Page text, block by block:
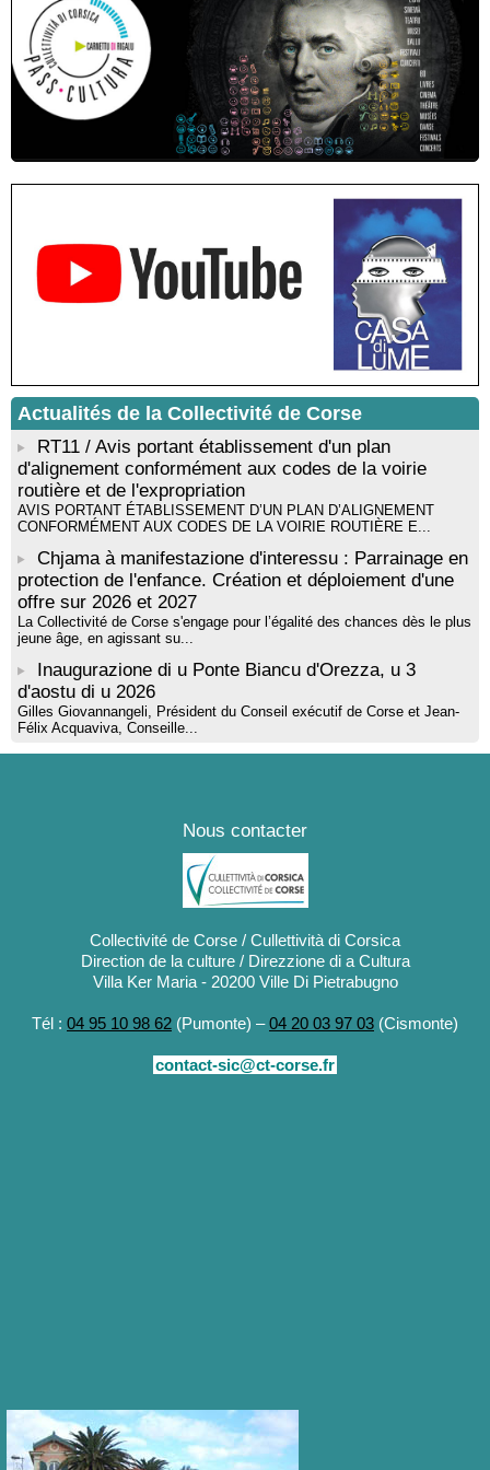
municipal - Zonza
Conférence : "Pratiques magico-religieuses et rituels de
protection de la Corse agro-pastorale" animée par Jean-Jacques
Andreani - Bucugnà / Zonza
Residenza di scrittura di Angela Nicolai, Trà Corsica è
Sardegna - Mediateca di castagniccia Mare è monti - I Fulelli
Résidence d’écriture et de recherche de l’écrivaine Cécilia
Médiathèque de Castagniccia Mare et Monti - I Fulelli
Rencontre / dédicace avec Lucrèce Luciani autour de son
livre « La ballade du pendu du Niolu» - Mediateca territuriale di
Santa Lucia di Tallà
Mise en musique d’un livre jeunesse par Annik Meschinet,
musicienne pédagogue : Ateliers d’expression sonore, vocale,
rythmique et corporelle - Mediateca territuriale di Santa Lucia di
! Événement reporté ! Cycle de conférences peinture animé
par Alexandre Dominati - Mediateca territuriale di Santa Lucia di
Tallà
Actualités de la Collectivité de Corse
RT11 / Avis portant établissement d'un plan
d'alignement conformément aux codes de la voirie
routière et de l'expropriation
AVIS PORTANT ÉTABLISSEMENT D’UN PLAN D’ALIGNEMENT
CONFORMÉMENT AUX CODES DE LA VOIRIE ROUTIÈRE E...
Chjama à manifestazione d'interessu : Parrainage en
protection de l'enfance. Création et déploiement d'une
offre sur 2026 et 2027
La Collectivité de Corse s'engage pour l’égalité des chances dès le plus
jeune âge, en agissant su...
Inaugurazione di u Ponte Biancu d'Orezza, u 3
d'aostu di u 2026
Gilles Giovannangeli, Président du Conseil exécutif de Corse et Jean-
Félix Acquaviva, Conseille...
Nous contacter
Collectivité de Corse / Cullettività di Corsica
Direction de la culture / Direzzione di a Cultura
Villa Ker Maria - 20200 Ville Di Pietrabugno
Tél : 04 95 10 98 62 (Pumonte) –04 20 03 97 03 (Cismonte)
contact-sic@ct-corse.fr